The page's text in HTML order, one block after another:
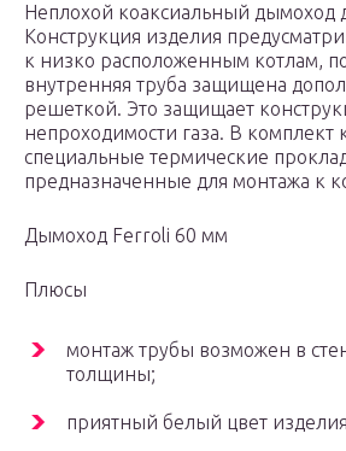
Неплохой коаксиальный дымоход
Конструкция изделия
к низко расположенным котлам,
внутренняя труба защищена
решеткой. Это защищает
непроходимости газа. В комплект
специальные термические
предназначенные для монтажа к
Дымоход Ferroli 60 мм
Плюсы
монтаж трубы возможен в
толщины;
приятный белый цвет